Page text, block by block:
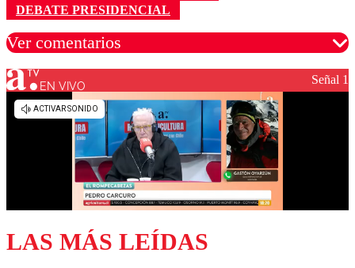
DEBATE PRESIDENCIAL
Ver comentarios
Los comentarios son moderados para garantizar un
diálogo respetuoso.
EN VIVO Señal 1
LAS MÁS LEÍDAS